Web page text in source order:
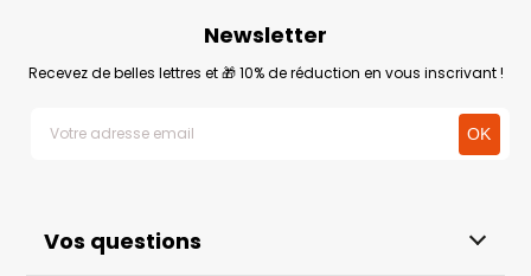
Vos questions
Newsletter
Recevez de belles lettres et 🎁 10% de réduction en vous inscrivant !